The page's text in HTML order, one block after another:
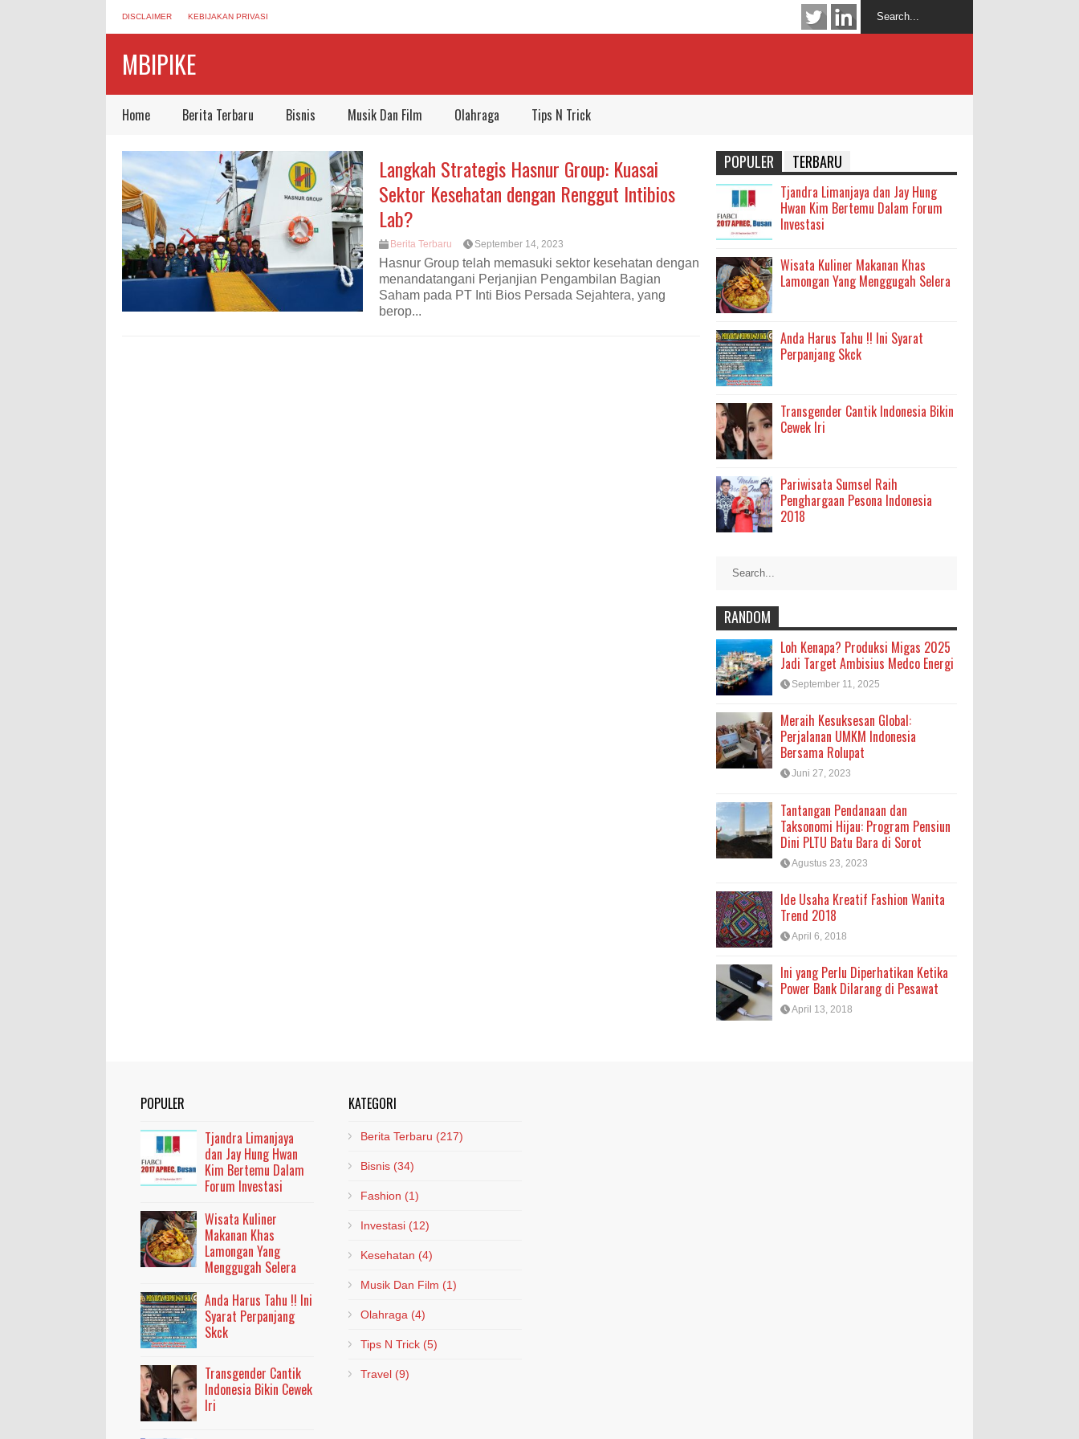
DISCLAIMER KEBIJAKAN PRIVASI
MBIPIKE
Home Berita Terbaru Bisnis Musik Dan Film Olahraga Tips N Trick
Langkah Strategis Hasnur Group: Kuasai
Sektor Kesehatan dengan Renggut Intibios
Lab?
Berita Terbaru September 14, 2023
Hasnur Group telah memasuki sektor kesehatan dengan
menandatangani Perjanjian Pengambilan Bagian
Saham pada PT Inti Bios Persada Sejahtera, yang
berop...
POPULER TERBARU
Tjandra Limanjaya dan Jay Hung
Hwan Kim Bertemu Dalam Forum
Investasi
Wisata Kuliner Makanan Khas
Lamongan Yang Menggugah Selera
Anda Harus Tahu !! Ini Syarat
Perpanjang Skck
Transgender Cantik Indonesia Bikin
Cewek Iri
Pariwisata Sumsel Raih
Penghargaan Pesona Indonesia
2018
RANDOM
Loh Kenapa? Produksi Migas 2025
Jadi Target Ambisius Medco Energi
September 11, 2025
Meraih Kesuksesan Global:
Perjalanan UMKM Indonesia
Bersama Rolupat
Juni 27, 2023
Tantangan Pendanaan dan
Taksonomi Hijau: Program Pensiun
Dini PLTU Batu Bara di Sorot
Agustus 23, 2023
Ide Usaha Kreatif Fashion Wanita
Trend 2018
April 6, 2018
Ini yang Perlu Diperhatikan Ketika
Power Bank Dilarang di Pesawat
April 13, 2018
POPULER
Tjandra Limanjaya
dan Jay Hung Hwan
Kim Bertemu Dalam
Forum Investasi
Wisata Kuliner
Makanan Khas
Lamongan Yang
Menggugah Selera
Anda Harus Tahu !! Ini
Syarat Perpanjang
Skck
Transgender Cantik
Indonesia Bikin Cewek
Iri
KATEGORI
Berita Terbaru (217)
Bisnis (34)
Fashion (1)
Investasi (12)
Kesehatan (4)
Musik Dan Film (1)
Olahraga (4)
Tips N Trick (5)
Travel (9)